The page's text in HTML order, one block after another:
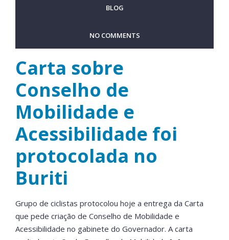
BLOG
NO COMMENTS
Carta sobre
Conselho de
Mobilidade e
Acessibilidade foi
protocolada no
Buriti
Grupo de ciclistas protocolou hoje a entrega da Carta
que pede criação de Conselho de Mobilidade e
Acessibilidade no gabinete do Governador. A carta